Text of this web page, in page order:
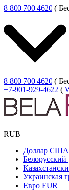
8 800 700 4620 (
8 800 700 4620 (
+7-901-929-4622 (
RUB
Доллар США
Белорусский
Украинская
Евро EUR